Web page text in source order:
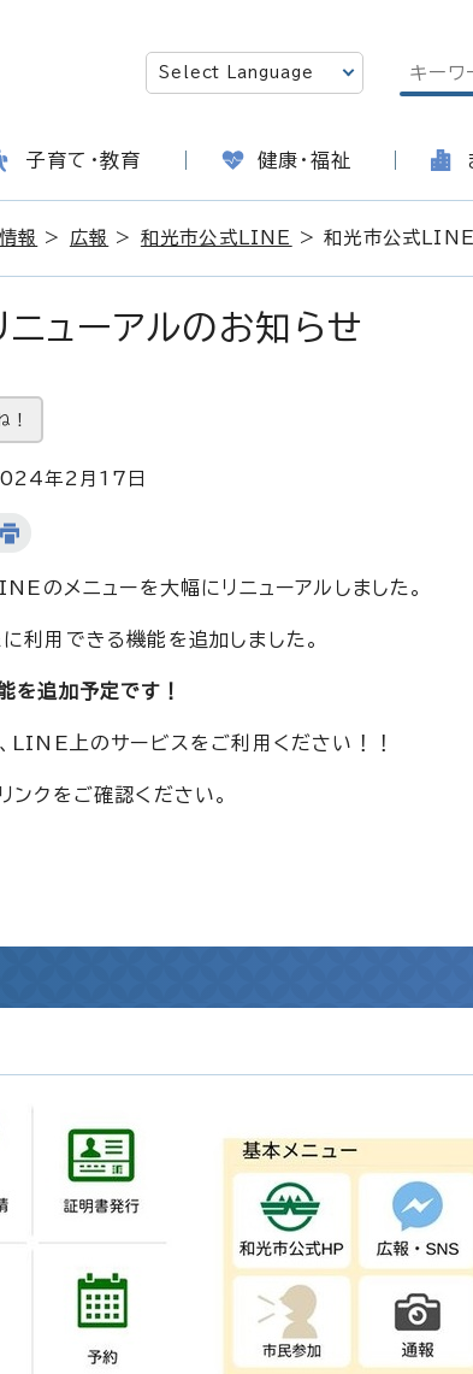
子育て・教育 健康・福祉
報 > 広報 > 和光市公式LINE > 和光市公式LINE
ューアルのお知らせ
！
年2月17日
のメニューを大幅にリニューアルしました。
利用できる機能を追加しました。
を追加予定です！
LINE上のサービスをご利用ください！！
クをご確認ください。